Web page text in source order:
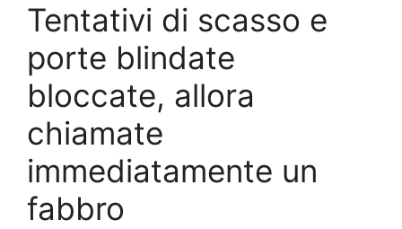
Tentativi di scasso e
porte blindate
bloccate, allora
chiamate
immediatamente un
fabbro